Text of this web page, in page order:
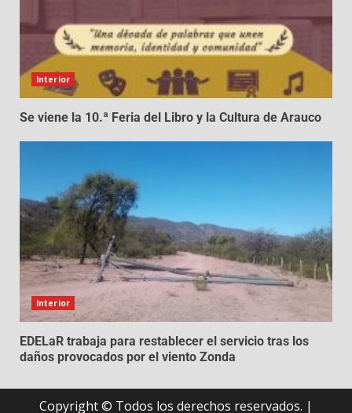
Interior
Se viene la 10.ª Feria del Libro y la Cultura de Arauco
Interior
EDELaR trabaja para restablecer el servicio tras los
daños provocados por el viento Zonda
Copyright © Todos los derechos reservados. |